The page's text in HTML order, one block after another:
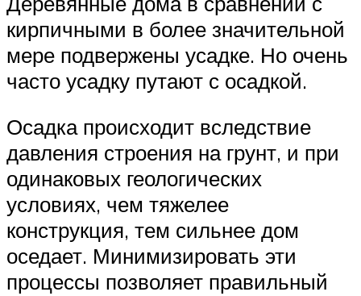
кирпичными в более значительной
мере подвержены усадке. Но очень
часто усадку путают с осадкой.
Осадка происходит вследствие
давления строения на грунт, и при
одинаковых геологических
условиях, чем тяжелее
конструкция, тем сильнее дом
оседает. Минимизировать эти
процессы позволяет правильный